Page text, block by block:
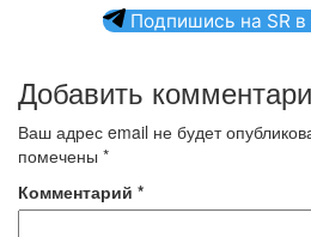
Подпишись на SR
Добавить
Ваш адрес email не будет
помечены *
Комментарий *